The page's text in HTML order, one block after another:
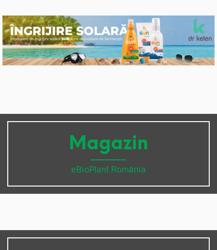
Magazin
eBioPlant România